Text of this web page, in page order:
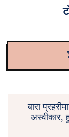
बारा
अस्वीकार,